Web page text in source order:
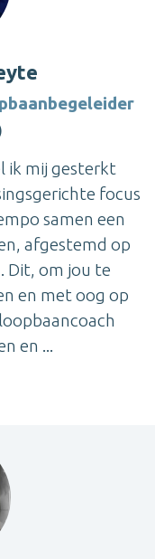
ik mij gesterkt
focus
samen een
afgestemd op
Dit, om jou te
en met oog op
en ...